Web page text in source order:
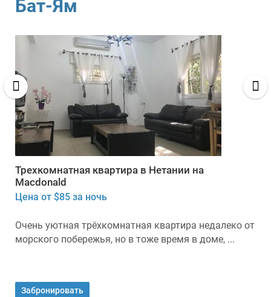
Бат-Ям
Трехкомнатная квартира в Нетании на
Macdonald
Цена от $85 за ночь
Очень уютная трёхкомнатная квартира недалеко от
морского побережья, но в тоже время в доме, ...
Забронировать